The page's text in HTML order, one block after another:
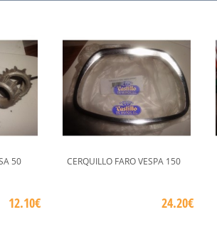
50
12.10€
CERQUILLO FARO VESPA 150
24.20€